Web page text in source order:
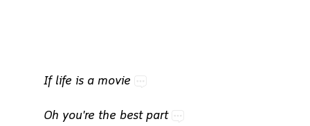
If​life​is​a​movie
Oh​you're​the​best​part